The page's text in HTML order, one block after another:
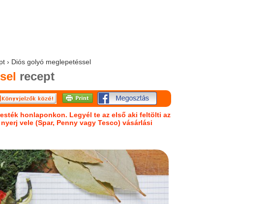
› Diós golyó meglepetéssel
recept
honlaponkon. Legyél te az első aki feltölti az
vele (Spar, Penny vagy Tesco) vásárlási